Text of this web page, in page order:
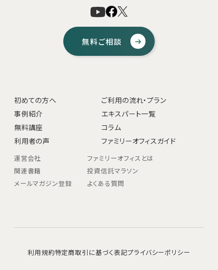
無料ご相談
初めての方へ
ご利用の流れ・プラン
事例紹介
エキスパート一覧
無料講座
コラム
利用者の声
ファミリーオフィスガイド
運営会社
ファミリーオフィスとは
関連書籍
投資信託マラソン
メールマガジン登録
よくある質問
利用規約特定商取引に基づく表記プライバシーポリシー